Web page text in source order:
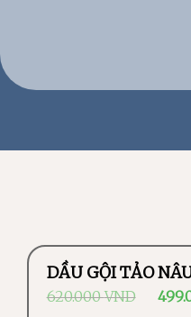
DẦU GỘI TẢO
620.000VND